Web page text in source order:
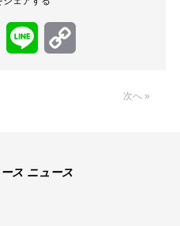
Line
次へ »
ス ニュース